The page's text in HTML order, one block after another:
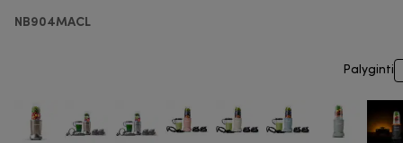
NB904MACL
Palyginti